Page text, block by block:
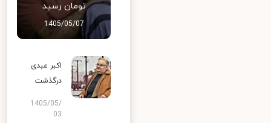
تومان رسید
1405/05/07
اکبر عبدی
درگذشت
1405/05/
03